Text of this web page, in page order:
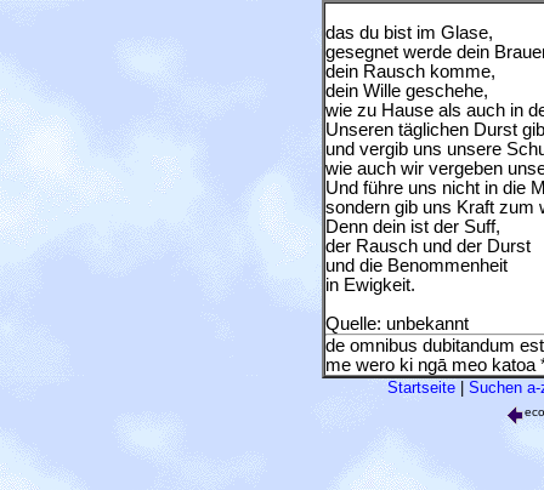
das du bist im Glase,
gesegnet werde dein
dein Rausch komme,
dein Wille geschehe,
wie zu Hause als auch in
Unseren täglichen Durst
und vergib uns unsere
wie auch wir vergeben
Und führe uns nicht in die
sondern gib uns Kraft zum
Denn dein ist der Suff,
der Rausch und der Durst
und die Benommenheit
in Ewigkeit.
Quelle: unbekannt
de omnibus dubitandum
me wero ki ngā meo katoa
Startseite Suchen a-